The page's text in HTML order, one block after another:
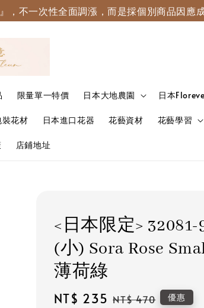
不一次性全面調漲，而是採個別商品因應
限量單一特價 日本大地農園 日本
裝花材 日本進口花器 花藝資材 花藝學習
店鋪地址
<日本限定>
(小) Sora Rose
薄荷綠
Sale
NT$ 235 Regular
NT$ 470 優惠